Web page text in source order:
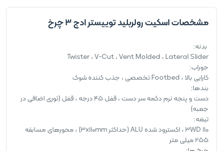
مشخصات اسکیت رولربلید توییستر ادج 3 چرخ
بدنه:
Twister ، V-Cut ، Vent Molded ، Lateral Slider
جوراب:
کارایی بالا ، Footbed تخصصی ، جذب کننده شوک
بندها:
دست و پنجه نرم دکمه سر دست ، قفل 45 درجه ، قفل (توری اضافی در
جعبه)
تیغه:
3WD 110 ، اکسترود شده ALU (حداکثر 3x110mm) ، محورهای مسابقه
255 میلی متر